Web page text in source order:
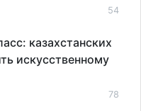
54
казахстанских
искусственному
78